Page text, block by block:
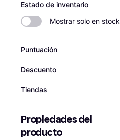
Estado de inventario
Mostrar solo en stock
Puntuación
Descuento
Tiendas
Propiedades del
producto